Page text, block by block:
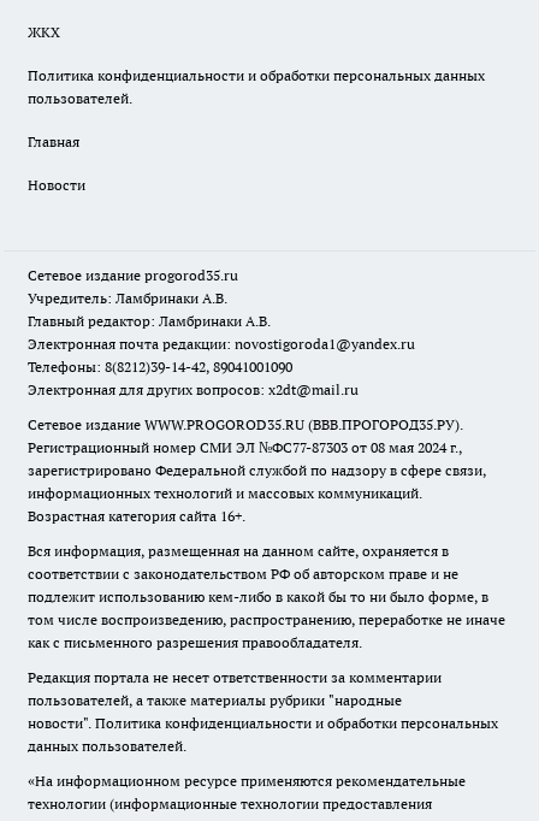
ЖКХ
Политика конфиденциальности и обработки персональных данных
пользователей.
Главная
Новости
Сетевое издание progorod35.ru
Учредитель: Ламбринаки А.В.
Главный редактор: Ламбринаки А.В.
Электронная почта редакции: novostigoroda1@yandex.ru
Телефоны: 8(8212)39-14-42, 89041001090
Электронная для других вопросов: x2dt@mail.ru
Сетевое издание WWW.PROGOROD35.RU (ВВВ.ПРОГОРОД35.РУ).
Регистрационный номер СМИ ЭЛ №ФС77-87303 от 08 мая 2024 г.,
зарегистрировано Федеральной службой по надзору в сфере связи,
информационных технологий и массовых коммуникаций.
Возрастная категория сайта 16+.
Вся информация, размещенная на данном сайте, охраняется в
соответствии с законодательством РФ об авторском праве и не
подлежит использованию кем-либо в какой бы то ни было форме, в
том числе воспроизведению, распространению, переработке не иначе
как с письменного разрешения правообладателя.
Редакция портала не несет ответственности за комментарии
пользователей, а также материалы рубрики "народные
новости". Политика конфиденциальности и обработки персональных
данных пользователей.
«На информационном ресурсе применяются рекомендательные
технологии (информационные технологии предоставления